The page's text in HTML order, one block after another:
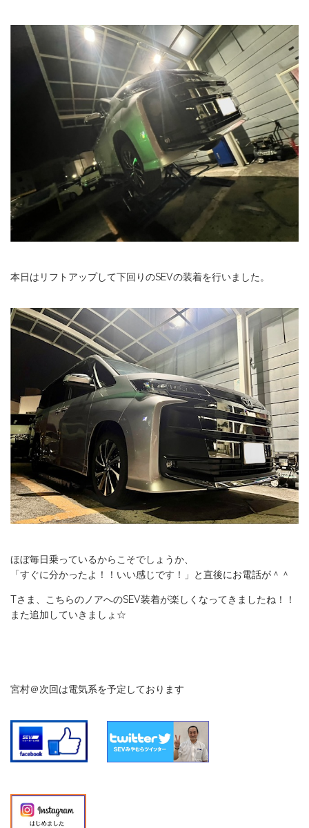
本日はリフトアップして下回りのSEVの装着を行いました。
ほぼ毎日乗っているからこそでしょうか、
「すぐに分かったよ！！いい感じです！」と直後にお電話が＾＾
Tさま、こちらのノアへのSEV装着が楽しくなってきましたね！！
また追加していきましょ☆
宮村＠次回は電気系を予定しております